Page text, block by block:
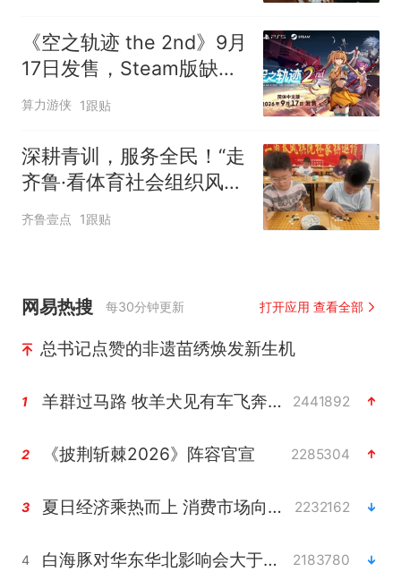
《空之轨迹 the 2nd》9月
17日发售，Steam版缺联
动特典引热议
算力游侠 1跟贴
深耕青训，服务全民！“走
齐鲁·看体育社会组织风
采”走进沂水
齐鲁壹点 1跟贴
网易热搜 每30分钟更新 打开应用 查看全部
总书记点赞的非遗苗绣焕发新生机
1 羊群过马路 牧羊犬见有车飞奔而来 2441892
2 《披荆斩棘2026》阵容官宣 2285304
3 夏日经济乘热而上 消费市场向新而行 2232162
4 白海豚对华东华北影响会大于巴威 2183780